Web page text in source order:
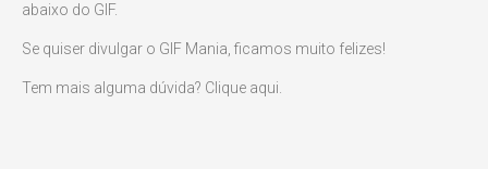
abaixo do GIF.
Se quiser divulgar o GIF Mania, ficamos muito felizes!
Tem mais alguma dúvida? Clique aqui.